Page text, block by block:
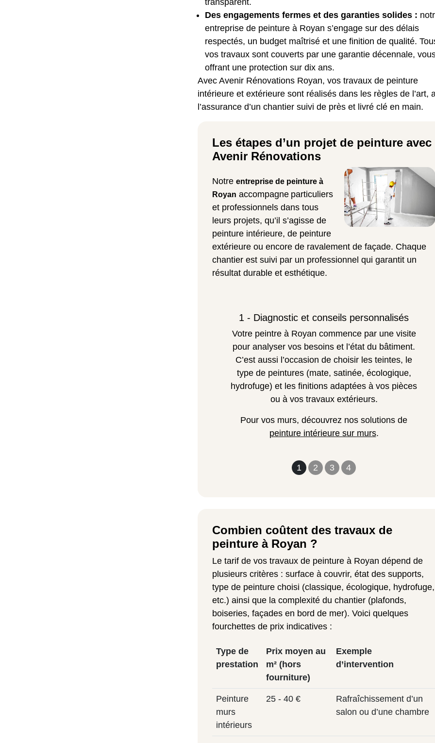
transparent.
Des engagements fermes et des garanties solides :
entreprise de peinture à Royan s’engage sur des délais
respectés, un budget maîtrisé et une finition de qualité.
vos travaux sont couverts par une garantie décennale,
offrant une protection sur dix ans.
Avec Avenir Rénovations Royan, vos travaux de peinture
intérieure et extérieure sont réalisés dans les règles de l’art,
l’assurance d’un chantier suivi de près et livré clé en main.
Les étapes d’un projet de peinture avec
Avenir Rénovations
Notre entreprise de peinture à
Royan accompagne particuliers
et professionnels dans tous
leurs projets, qu’il s’agisse de
peinture intérieure, de peinture
extérieure ou encore de ravalement de façade. Chaque
chantier est suivi par un professionnel qui garantit un
résultat durable et esthétique.
1 2 3 4
1 - Diagnostic et conseils personnalisés
Votre peintre à Royan commence par une visite
pour analyser vos besoins et l’état du bâtiment.
C’est aussi l’occasion de choisir les teintes, le
type de peintures (mate, satinée, écologique,
hydrofuge) et les finitions adaptées à vos pièces
ou à vos travaux extérieurs.
Pour vos murs, découvrez nos solutions de
peinture intérieure sur murs.
Combien coûtent des travaux de
peinture à Royan ?
Le tarif de vos travaux de peinture à Royan dépend de
plusieurs critères : surface à couvrir, état des supports,
type de peinture choisi (classique, écologique, hydrofuge,
etc.) ainsi que la complexité du chantier (plafonds,
boiseries, façades en bord de mer). Voici quelques
fourchettes de prix indicatives :
Type de
prestation
Prix moyen au
m² (hors
fourniture)
Exemple
d’intervention
Peinture
murs
intérieurs
25 - 40 €
Rafraîchissement d’un
salon ou d’une chambre